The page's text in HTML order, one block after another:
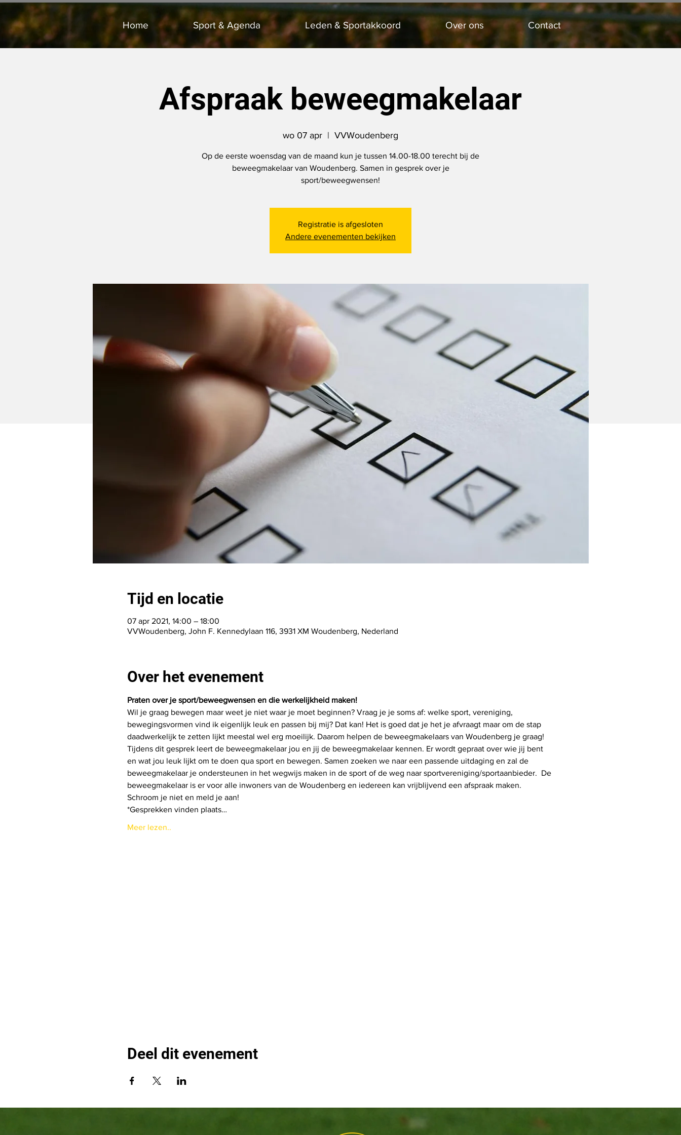
Home Sport & Agenda Leden & Sportakkoord Over ons Contact
Afspraak beweegmakelaar
wo 07 apr
  |
VVWoudenberg
Op de eerste woensdag van de maand kun je tussen 14.00-18.00 terecht bij de
beweegmakelaar van Woudenberg. Samen in gesprek over je
sport/beweegwensen!
Registratie is afgesloten
Andere evenementen bekijken
Tijd en locatie
07 apr 2021, 14:00 – 18:00
VVWoudenberg, John F. Kennedylaan 116, 3931 XM Woudenberg, Nederland
Over het evenement
Praten over je sport/beweegwensen en die werkelijkheid maken!
Wil je graag bewegen maar weet je niet waar je moet beginnen? Vraag je je soms af: welke sport, vereniging,
bewegingsvormen vind ik eigenlijk leuk en passen bij mij? Dat kan! Het is goed dat je het je afvraagt maar om de stap
daadwerkelijk te zetten lijkt meestal wel erg moeilijk. Daarom helpen de beweegmakelaars van Woudenberg je graag!
Tijdens dit gesprek leert de beweegmakelaar jou en jij de beweegmakelaar kennen. Er wordt gepraat over wie jij bent
en wat jou leuk lijkt om te doen qua sport en bewegen. Samen zoeken we naar een passende uitdaging en zal de
beweegmakelaar je ondersteunen in het wegwijs maken in de sport of de weg naar sportvereniging/sportaanbieder.  De
beweegmakelaar is er voor alle inwoners van de Woudenberg en iedereen kan vrijblijvend een afspraak maken.
Schroom je niet en meld je aan!
*Gesprekken vinden plaats…
Meer lezen..
Deel dit evenement